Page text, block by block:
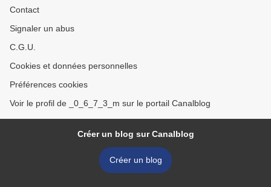
Contact
Signaler un abus
C.G.U.
Cookies et données personnelles
Préférences cookies
Voir le profil de _0_6_7_3_m sur le portail Canalblog
Créer un blog sur Canalblog
Créer un blog